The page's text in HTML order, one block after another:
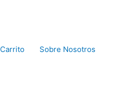
Carrito Sobre Nosotros